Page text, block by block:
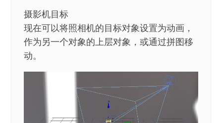
摄影机目标
现在可以将照相机的目标对象设置为动画，
作为另一个对象的上层对象，或通过拼图移
动。